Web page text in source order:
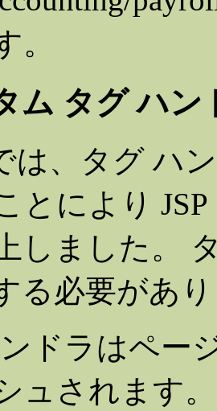
。
ム タグ ハ
は、タグ ハ
とにより
しました。
る必要があ
ドラはペー
ュされます